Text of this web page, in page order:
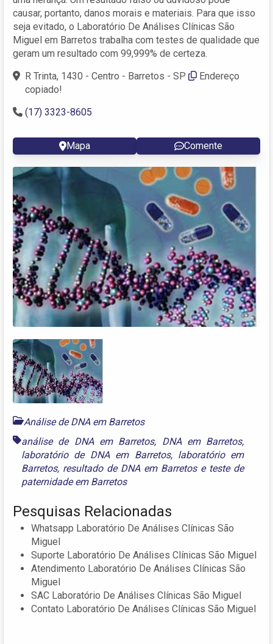
causar, portanto, danos morais e materiais. Para que isso
seja evitado, o Laboratório De Análises Clínicas São
Miguel em Barretos trabalha com testes de qualidade que
geram um resultado com 99,999% de certeza.
R Trinta, 1430 - Centro - Barretos - SP
Endereço
copiado!
(17) 3323-8605
Mapa Comente
Análise de DNA em Barretos
análise de DNA em Barretos, DNA em Barretos,
laboratório de DNA em Barretos, laboratório em
Barretos, resultado de DNA em Barretose teste de
paternidade em Barretos
Pesquisas Relacionadas
Whatsapp Laboratório De Análises Clínicas São
Miguel
Suporte Laboratório De Análises Clínicas São Miguel
Atendimento Laboratório De Análises Clínicas São
Miguel
SAC Laboratório De Análises Clínicas São Miguel
Contato Laboratório De Análises Clínicas São Miguel